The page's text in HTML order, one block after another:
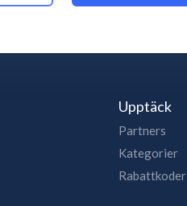
Upptäck
Partners
Kategorier
Rabattkoder